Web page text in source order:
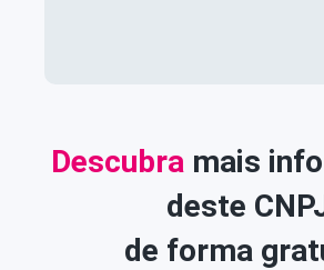
Descubra mais
deste
de forma